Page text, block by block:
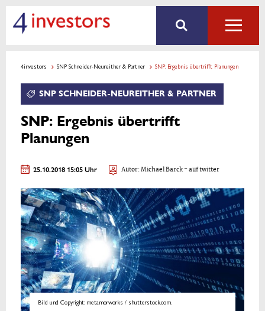
4investors SNP Schneider-Neureither & Partner SNP: Ergebnis übertrifft Planungen
SNP SCHNEIDER-NEUREITHER & PARTNER
SNP: Ergebnis übertrifft
Planungen
25.10.2018 15:05 Uhr Autor:Michael Barck- auf twitter
Bild und Copyright: metamorworks / shutterstock.com.